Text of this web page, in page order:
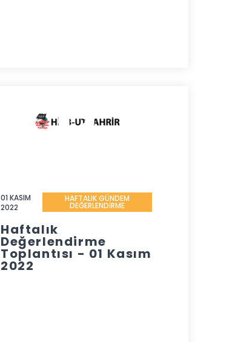
01 KASIM
2022
HAFTALIK GÜNDEM
DEĞERLENDİRME
Haftalık
Değerlendirme
Toplantısı - 01 Kasım
2022